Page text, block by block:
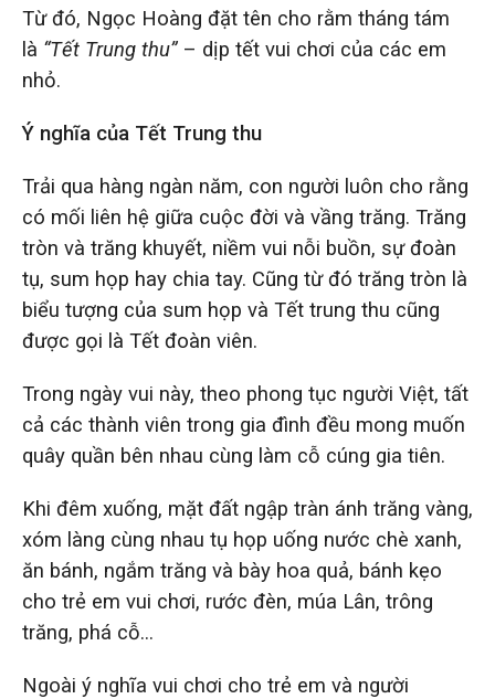
Từ đó, Ngọc Hoàng đặt tên cho rằm tháng tám
là “Tết Trung thu” – dịp tết vui chơi của các em
nhỏ.
Ý nghĩa của Tết Trung thu
Trải qua hàng ngàn năm, con người luôn cho rằng
có mối liên hệ giữa cuộc đời và vầng trăng. Trăng
tròn và trăng khuyết, niềm vui nỗi buồn, sự đoàn
tụ, sum họp hay chia tay. Cũng từ đó trăng tròn là
biểu tượng của sum họp và Tết trung thu cũng
được gọi là Tết đoàn viên.
Trong ngày vui này, theo phong tục người Việt, tất
cả các thành viên trong gia đình đều mong muốn
quây quần bên nhau cùng làm cỗ cúng gia tiên.
Khi đêm xuống, mặt đất ngập tràn ánh trăng vàng,
xóm làng cùng nhau tụ họp uống nước chè xanh,
ăn bánh, ngắm trăng và bày hoa quả, bánh kẹo
cho trẻ em vui chơi, rước đèn, múa Lân, trông
trăng, phá cỗ…
Ngoài ý nghĩa vui chơi cho trẻ em và người